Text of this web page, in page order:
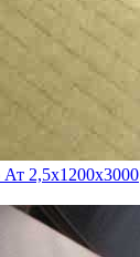
2,5х1200х3000